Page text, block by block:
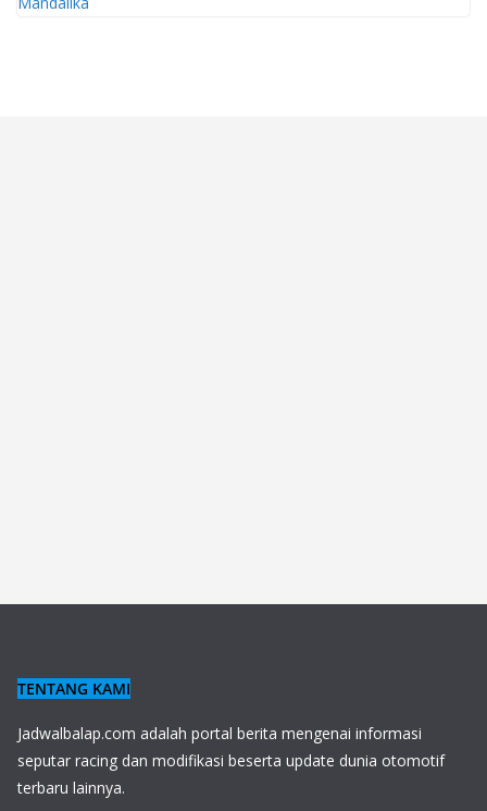
TENTANG KAMI
Jadwalbalap.com adalah portal berita mengenai informasi
seputar racing dan modifikasi beserta update dunia otomotif
terbaru lainnya.